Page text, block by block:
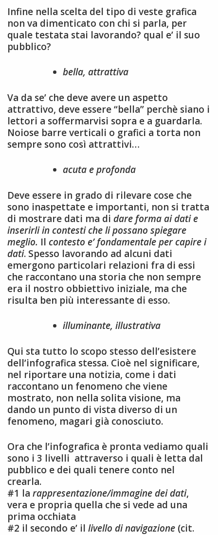
Infine nella scelta del tipo di veste grafica
non va dimenticato con chi si parla, per
quale testata stai lavorando? qual e’ il suo
pubblico?
bella, attrattiva
Va da se’ che deve avere un aspetto
attrattivo, deve essere “bella” perchè siano i
lettori a soffermarvisi sopra e a guardarla.
Noiose barre verticali o grafici a torta non
sempre sono così attrattivi…
acuta e profonda
Deve essere in grado di rilevare cose che
sono inaspettate e importanti, non si tratta
di mostrare dati ma di dare forma ai dati e
inserirli in contesti che li possano spiegare
meglio. Il contesto e’ fondamentale per capire i
dati. Spesso lavorando ad alcuni dati
emergono particolari relazioni fra di essi
che raccontano una storia che non sempre
era il nostro obbiettivo iniziale, ma che
risulta ben più interessante di esso.
illuminante, illustrativa
Qui sta tutto lo scopo stesso dell’esistere
dell’infografica stessa. Cioè nel significare,
nel riportare una notizia, come i dati
raccontano un fenomeno che viene
mostrato, non nella solita visione, ma
dando un punto di vista diverso di un
fenomeno, magari già conosciuto.
Ora che l’infografica è pronta vediamo quali
sono i 3 livelli attraverso i quali è letta dal
pubblico e dei quali tenere conto nel
crearla.
#1 la rappresentazione/immagine dei dati,
vera e propria quella che si vede ad una
prima occhiata
#2 il secondo e’ il livello di navigazione (cit.